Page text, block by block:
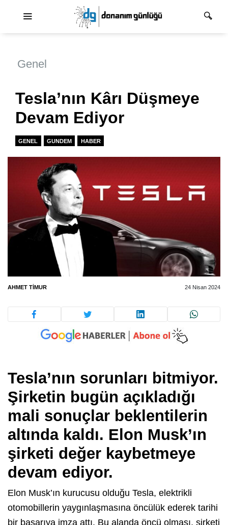
Genel
Tesla’nın Kârı Düşmeye
Devam Ediyor
GENEL GUNDEM HABER
AHMET TIMUR 24 Nisan 2024
Tesla’nın sorunları bitmiyor.
Şirketin bugün açıkladığı
mali sonuçlar beklentilerin
altında kaldı. Elon Musk’ın
şirketi değer kaybetmeye
devam ediyor.
Elon Musk’ın kurucusu olduğu Tesla, elektrikli
otomobillerin yaygınlaşmasına öncülük ederek tarihi
bir başarıya imza attı. Bu alanda öncü olması, şirketi